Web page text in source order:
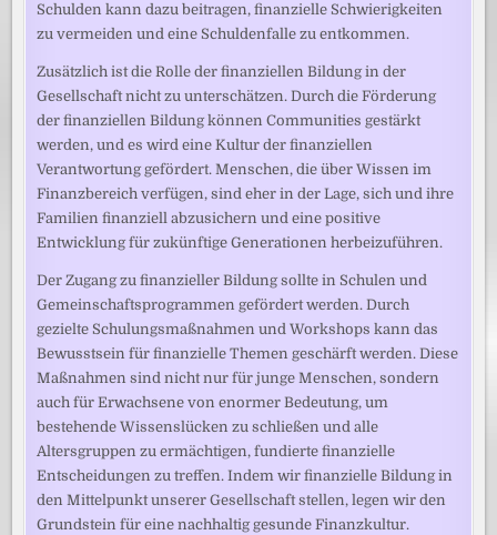
Schulden kann dazu beitragen, finanzielle Schwierigkeiten
zu vermeiden und eine Schuldenfalle zu entkommen.
Zusätzlich ist die Rolle der finanziellen Bildung in der
Gesellschaft nicht zu unterschätzen. Durch die Förderung
der finanziellen Bildung können Communities gestärkt
werden, und es wird eine Kultur der finanziellen
Verantwortung gefördert. Menschen, die über Wissen im
Finanzbereich verfügen, sind eher in der Lage, sich und ihre
Familien finanziell abzusichern und eine positive
Entwicklung für zukünftige Generationen herbeizuführen.
Der Zugang zu finanzieller Bildung sollte in Schulen und
Gemeinschaftsprogrammen gefördert werden. Durch
gezielte Schulungsmaßnahmen und Workshops kann das
Bewusstsein für finanzielle Themen geschärft werden. Diese
Maßnahmen sind nicht nur für junge Menschen, sondern
auch für Erwachsene von enormer Bedeutung, um
bestehende Wissenslücken zu schließen und alle
Altersgruppen zu ermächtigen, fundierte finanzielle
Entscheidungen zu treffen. Indem wir finanzielle Bildung in
den Mittelpunkt unserer Gesellschaft stellen, legen wir den
Grundstein für eine nachhaltig gesunde Finanzkultur.